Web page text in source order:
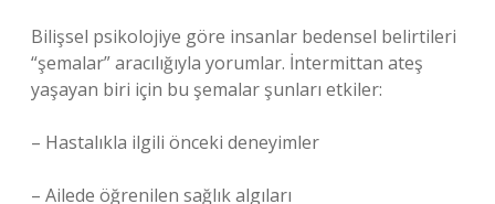
Bilişsel psikolojiye göre insanlar bedensel belirtileri
“şemalar” aracılığıyla yorumlar. İntermittan ateş
yaşayan biri için bu şemalar şunları etkiler:
– Hastalıkla ilgili önceki deneyimler
– Ailede öğrenilen sağlık algıları